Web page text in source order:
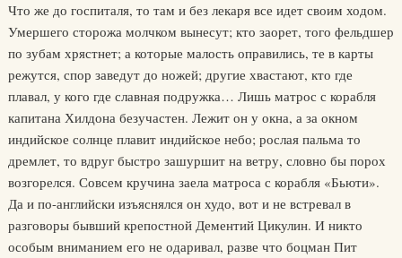
Что же до госпиталя, то там и без лекаря все идет своим ходом.
Умершего сторожа молчком вынесут; кто заорет, того фельдшер
по зубам хрястнет; а которые малость оправились, те в карты
режутся, спор заведут до ножей; другие хвастают, кто где
плавал, у кого где славная подружка… Лишь матрос с корабля
капитана Хилдона безучастен. Лежит он у окна, а за окном
индийское солнце плавит индийское небо; рослая пальма то
дремлет, то вдруг быстро зашуршит на ветру, словно бы порох
возгорелся. Совсем кручина заела матроса с корабля «Бьюти».
Да и по-английски изъяснялся он худо, вот и не встревал в
разговоры бывший крепостной Дементий Цикулин. И никто
особым вниманием его не одаривал, разве что боцман Пит